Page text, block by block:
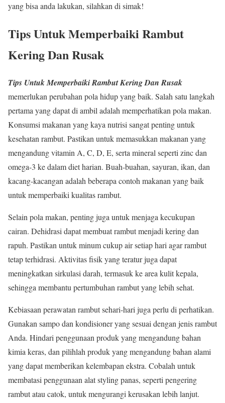
yang bisa anda lakukan, silahkan di simak!
Tips Untuk Memperbaiki Rambut
Kering Dan Rusak
Tips Untuk Memperbaiki Rambut Kering Dan Rusak
memerlukan perubahan pola hidup yang baik. Salah satu langkah
pertama yang dapat di ambil adalah memperhatikan pola makan.
Konsumsi makanan yang kaya nutrisi sangat penting untuk
kesehatan rambut. Pastikan untuk memasukkan makanan yang
mengandung vitamin A, C, D, E, serta mineral seperti zinc dan
omega-3 ke dalam diet harian. Buah-buahan, sayuran, ikan, dan
kacang-kacangan adalah beberapa contoh makanan yang baik
untuk memperbaiki kualitas rambut.
Selain pola makan, penting juga untuk menjaga kecukupan
cairan. Dehidrasi dapat membuat rambut menjadi kering dan
rapuh. Pastikan untuk minum cukup air setiap hari agar rambut
tetap terhidrasi. Aktivitas fisik yang teratur juga dapat
meningkatkan sirkulasi darah, termasuk ke area kulit kepala,
sehingga membantu pertumbuhan rambut yang lebih sehat.
Kebiasaan perawatan rambut sehari-hari juga perlu di perhatikan.
Gunakan sampo dan kondisioner yang sesuai dengan jenis rambut
Anda. Hindari penggunaan produk yang mengandung bahan
kimia keras, dan pilihlah produk yang mengandung bahan alami
yang dapat memberikan kelembapan ekstra. Cobalah untuk
membatasi penggunaan alat styling panas, seperti pengering
rambut atau catok, untuk mengurangi kerusakan lebih lanjut.